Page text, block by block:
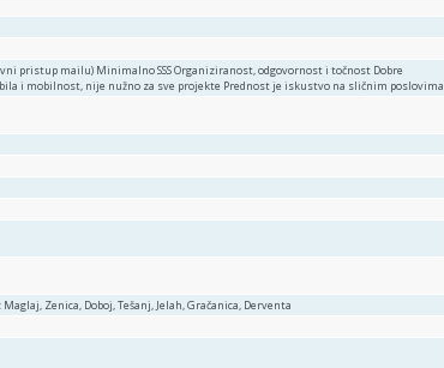
pristup mailu) Minimalno SSS Organiziranost, odgovornost i točnost Dobre
i mobilnost, nije nužno za sve projekte Prednost je iskustvo na sličnim poslovima
Zenica, Doboj, Tešanj, Jelah, Gračanica, Derventa